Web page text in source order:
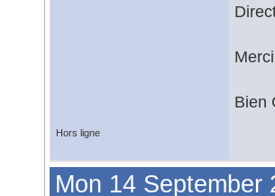
Bien
Hors ligne
Mon 14 September